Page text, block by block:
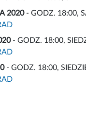
2020- GODZ. 18:00,
- GODZ. 18:00,
- GODZ. 18:00,